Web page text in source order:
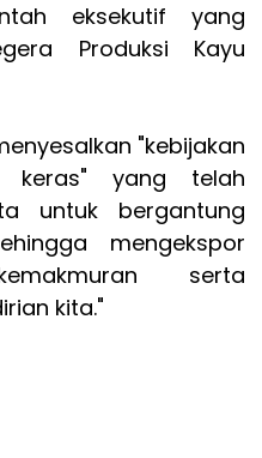
eksekutif yang
Produksi Kayu
"kebijakan
keras" yang telah
untuk bergantung
mengekspor
serta
kita."